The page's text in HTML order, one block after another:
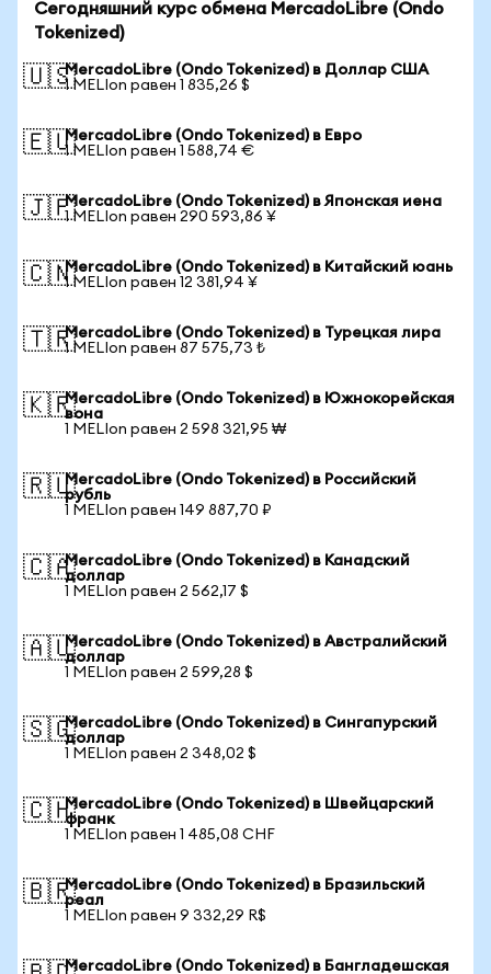
Сегодняшний курс обмена MercadoLibre (Ondo
Tokenized)
🇺🇸MercadoLibre (Ondo Tokenized) в Доллар США
1 MELIon равен 1 835,26 $
🇪🇺MercadoLibre (Ondo Tokenized) в Евро
1 MELIon равен 1 588,74 €
🇯🇵MercadoLibre (Ondo Tokenized) в Японская иена
1 MELIon равен 290 593,86 ¥
🇨🇳MercadoLibre (Ondo Tokenized) в Китайский юань
1 MELIon равен 12 381,94 ¥
🇹🇷MercadoLibre (Ondo Tokenized) в Турецкая лира
1 MELIon равен 87 575,73 ₺
🇰🇷MercadoLibre (Ondo Tokenized) в Южнокорейская
вона
1 MELIon равен 2 598 321,95 ₩
🇷🇺MercadoLibre (Ondo Tokenized) в Российский
рубль
1 MELIon равен 149 887,70 ₽
🇨🇦MercadoLibre (Ondo Tokenized) в Канадский
доллар
1 MELIon равен 2 562,17 $
🇦🇺MercadoLibre (Ondo Tokenized) в Австралийский
доллар
1 MELIon равен 2 599,28 $
🇸🇬MercadoLibre (Ondo Tokenized) в Сингапурский
доллар
1 MELIon равен 2 348,02 $
🇨🇭MercadoLibre (Ondo Tokenized) в Швейцарский
франк
1 MELIon равен 1 485,08 CHF
🇧🇷MercadoLibre (Ondo Tokenized) в Бразильский
реал
1 MELIon равен 9 332,29 R$
MercadoLibre (Ondo Tokenized) в Бангладешская